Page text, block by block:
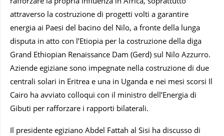
attraverso la costruzione di progetti volti a garantire
energia ai Paesi del bacino del Nilo, a fronte della lunga
disputa in atto con l’Etiopia per la costruzione della diga
Grand Ethiopian Renaissance Dam (Gerd) sul Nilo Azzurro.
Aziende egiziane sono impegnate nella costruzione di due
centrali solari in Eritrea e una in Uganda e nei mesi scorsi Il
Cairo ha avviato colloqui con il ministro dell’Energia di
Gibuti per rafforzare i rapporti bilaterali.
Il presidente egiziano Abdel Fattah al Sisi ha discusso di